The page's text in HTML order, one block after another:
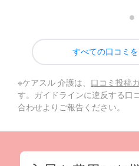
すべての口コミを
※ケアスル 介護は、 口コミ投稿
す。ガイドラインに違反する口
合わせよりご報告ください。